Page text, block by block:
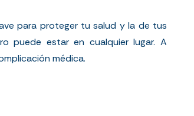
para proteger tu salud y la de tus
puede estar en cualquier lugar. A
médica.